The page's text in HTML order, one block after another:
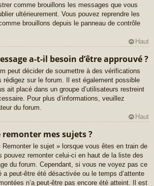
comme brouillons les messages que vous
ultérieurement. Vous pouvez reprendre les
brouillons depuis le panneau de contrôle
Haut
a-t-il besoin d’être approuvé ?
peut décider de soumettre à des vérifications
rédigez sur le forum. Il est également possible
ait placé dans un groupe d’utilisateurs restreint
Pour plus d’informations, veuillez
du forum.
Haut
mes sujets ?
Remonter le sujet » lorsque vous êtes en train de
pouvez remonter celui-ci en haut de la liste des
du forum. Cependant, si vous ne voyez pas ce
a peut-être été désactivée ou le temps d’attente
n’a peut-être pas encore été atteint. Il est